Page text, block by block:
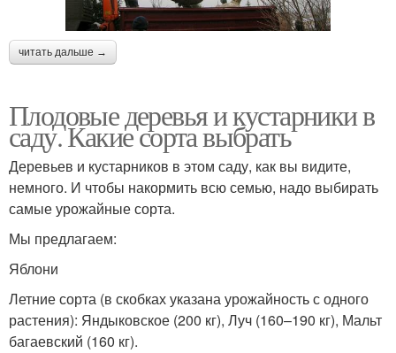
читать дальше →
Плодовые деревья и кустарники в
саду. Какие сорта выбрать
Деревьев и кустарников в этом саду, как вы видите,
немного. И чтобы накормить всю семью, надо выбирать
самые урожайные сорта.
Мы предлагаем:
Яблони
Летние сорта (в скобках указана урожайность с одного
растения): Яндыковское (200 кг), Луч (160–190 кг), Мальт
багаевский (160 кг).